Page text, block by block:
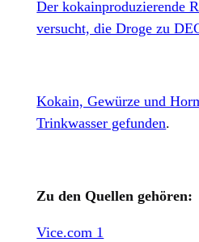
Der kokainproduzierende
versucht, die Droge zu
Kokain, Gewürze und
Trinkwasser gefunden.
Zu den Quellen gehören:
Vice.com 1